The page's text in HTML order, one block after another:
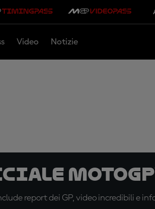
Video Notizie
report dei GP, video incredibili e